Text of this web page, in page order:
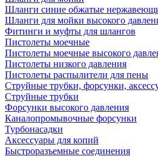
Шланги синие обжатые
Шланги для мойки высокого
Фитинги и муфты для шлангов
Пистолеты моечные
Пистолеты моечные высокого
Пистолеты низкого давления
Пистолеты распылители для пены
Струйные трубки, форсунки,
Струйные трубки
Форсунки высокого давления
Каналопромывочные форсунки
Турбонасадки
Аксессуары для копий
Быстроразъемные соединения